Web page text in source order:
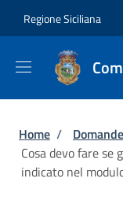
Regione Siciliana
Briciole
Home /
Cosa devo fare
indicato nel